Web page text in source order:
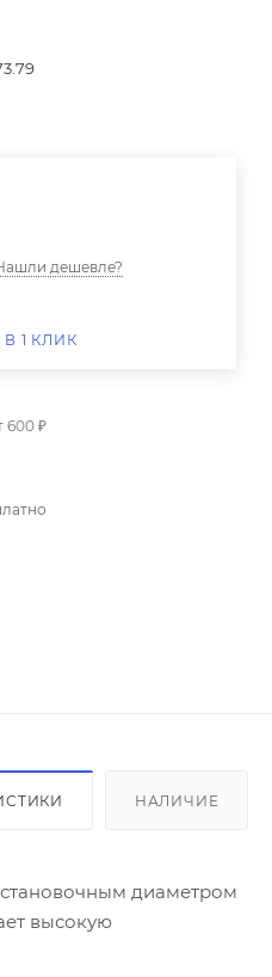
дешевле?
1 КЛИК
600 ₽
НАЛИЧИЕ
диаметром
высокую